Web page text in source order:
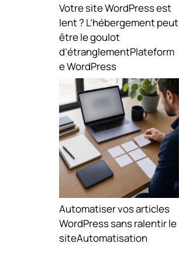
Votre site WordPress est
lent ? L’hébergement peut
être le goulot
d’étranglementPlateform
e WordPress
Automatiser vos articles
WordPress sans ralentir le
siteAutomatisation